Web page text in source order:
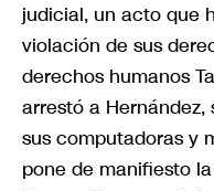
judicial, un acto que
violación de sus
derechos humanos
arrestó a
sus computadoras y
pone de manifiesto